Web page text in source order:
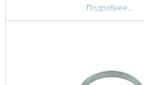
Подробнее...